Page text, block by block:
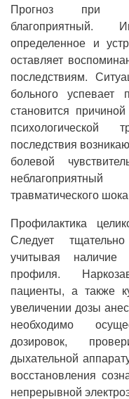
Прогноз при
благоприятный.
определенное и
оставляет
последствиям.
больного успевает
становится
последствия
болевой
неблагоприятный
травматического
Профилактика
Следует
учитывая наличие
профиля.
пациенты, а также
увеличении дозы
необходимо
дозировок,
дыхательной
восстановления
непрерывной